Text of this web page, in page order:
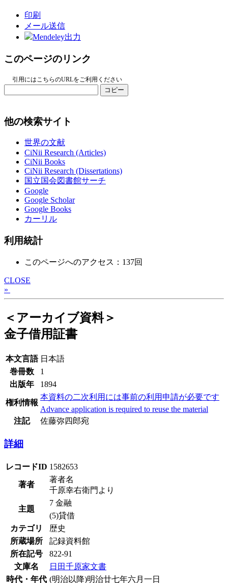
印刷
メール送信
Mendeley出力
このページのリンク
引用にはこちらのURLをご利用ください
コピー
他の検索サイト
世界の文献
CiNii Research (Articles)
CiNii Books
CiNii Research (Dissertations)
国立国会図書館サーチ
Google
Google Scholar
Google Books
カーリル
利用統計
このページへのアクセス：137回
CLOSE
»
＜アーカイブ資料＞
金子借用証書
本文言語 日本語
巻冊数
1
出版年
1894
権利情報
本資料の二次利用には事前の利用申請が必要です
Advance application is required to reuse the material
注記
佐藤弥四郎宛
詳細
レコードID 1582653
著者
著者名
千原幸右衛門より
主題
7 金融
(5)貸借
カテゴリ
歴史
所蔵場所
記録資料館
所在記号
822-91
文庫名
日田千原家文書
時代・年代 (明治以降)明治廿七年六月一日